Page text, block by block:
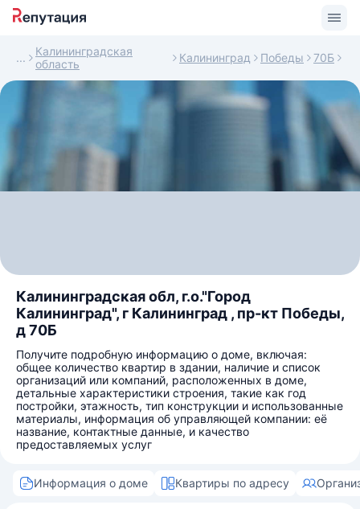
Калининградская
область
Калининград Победы 70Б
Калининградская обл, г.о."Город
Калининград", г Калининград , пр-кт Победы,
д 70Б
Получите подробную информацию о доме, включая:
общее количество квартир в здании, наличие и список
организаций или компаний, расположенных в доме,
детальные характеристики строения, такие как год
постройки, этажность, тип конструкции и использованные
материалы, информация об управляющей компании: её
название, контактные данные, и качество
предоставляемых услуг
Информация о доме Квартиры по адресу